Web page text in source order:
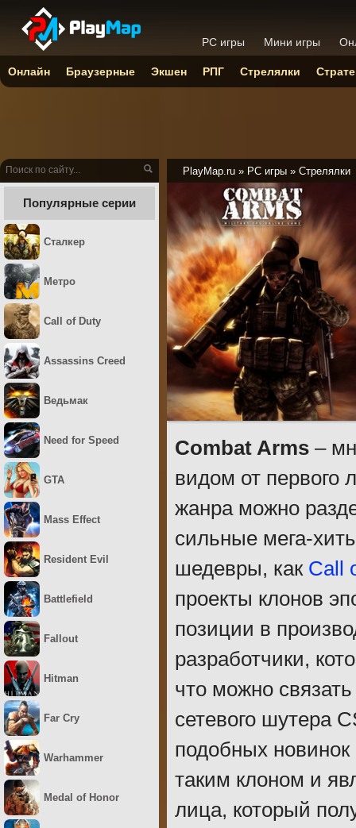
PlayMap.ru » PC игры » Стрелялки
Combat Arms –
видом от первого
жанра можно
сильные мега-
шедевры, как Call
проекты клонов
позиции в
разработчики,
что можно
сетевого шутера
подобных
таким клоном и
лица, который
Популярные серии
Сталкер
Метро
Call of Duty
Assassins Creed
Ведьмак
Need for Speed
GTA
Mass Effect
Resident Evil
Battlefield
Fallout
Hitman
Far Cry
Warhammer
Medal of Honor
PC игры Мини игры
Онлайн Браузерные Экшен РПГ Стрелялки